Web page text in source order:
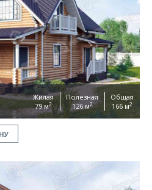
Жилая
79 м2
Полезная
126 м2
Общая
166 м2